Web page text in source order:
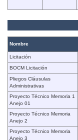
Nombre
Licitación
BOCM Licitación
Pliegos Cláusulas
Administrativas
Proyecto Técnico Memoria 1
Anejo 01
Proyecto Técnico Memoria
Anejo 2
Proyecto Técnico Memoria
Anejo 3